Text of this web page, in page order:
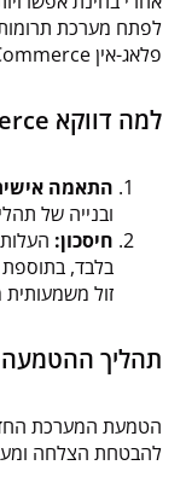
פלאג-אין E-Commerce פופולרי ל-WordPress.
למה דווקא Woocommerce?
התאמה
ובנייה של
חיסכון:
זול
תהליך ההטמעה
הטמעת המערכת
להבטחת הצלחה